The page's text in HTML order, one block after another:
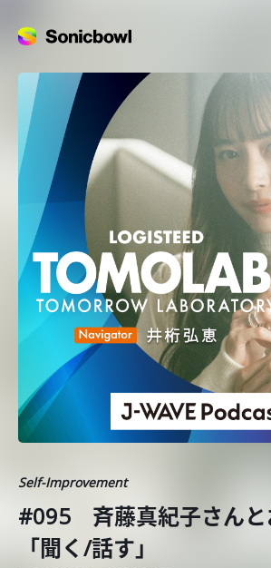
Self-Improvement
#095 斉藤真紀子さんと
「聞く/話す」